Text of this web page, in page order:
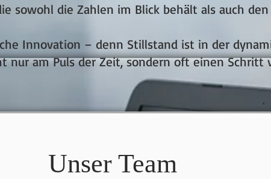
sowohl die Zahlen im Blick behält als auch
Innovation – denn Stillstand ist in der
nur am Puls der Zeit, sondern oft einen Schritt
Unser Team